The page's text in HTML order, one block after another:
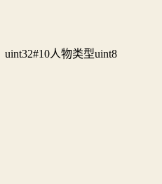
uint32#10人物类型uint8